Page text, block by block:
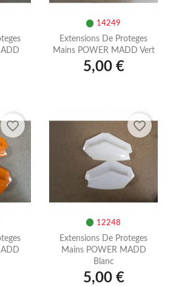
14249
Extensions De Proteges
Mains POWER MADD Vert
5,00 €
favorite_border
12248
Extensions De Proteges
Mains POWER MADD
Blanc
5,00 €
favorite_border